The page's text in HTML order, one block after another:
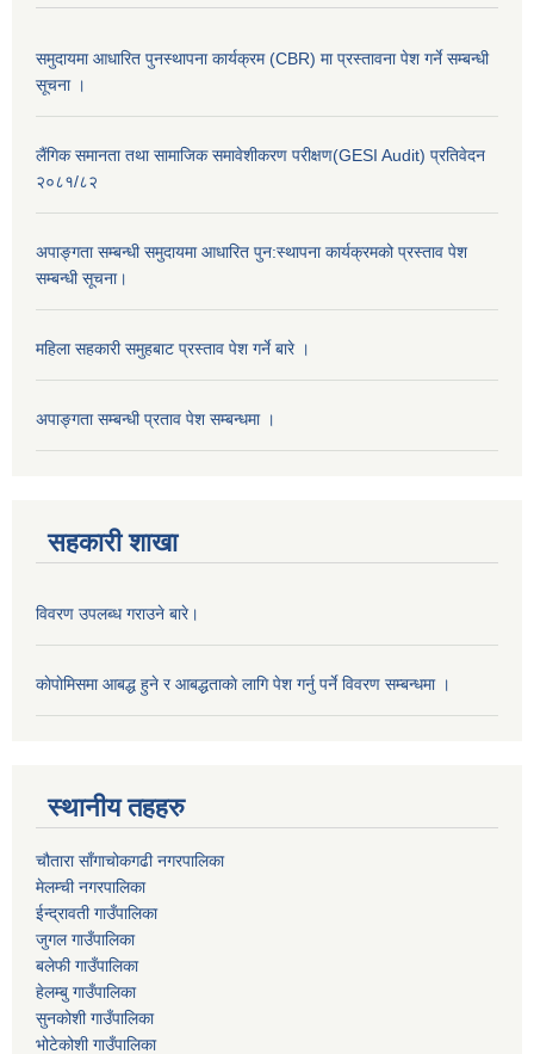
समुदायमा आधारित पुनस्थापना कार्यक्रम (CBR) मा प्रस्तावना पेश गर्ने सम्बन्धी
सूचना ।
लैंगिक समानता तथा सामाजिक समावेशीकरण परीक्षण(GESI Audit) प्रतिवेदन
२०८१/८२
अपाङ्गता सम्बन्धी समुदायमा आधारित पुन:स्थापना कार्यक्रमको प्रस्ताव पेश
सम्बन्धी सूचना।
महिला सहकारी समुहबाट प्रस्ताव पेश गर्ने बारे ।
अपाङ्गता सम्बन्धी प्रताव पेश सम्बन्धमा ।
सहकारी शाखा
विवरण उपलब्ध गराउने बारे।
काेपाेमिसमा आबद्ध हुने र आबद्धताकाे लागि पेश गर्नु पर्ने विवरण सम्बन्धमा ।
स्थानीय तहहरु
चौतारा साँगाचोकगढी नगरपालिका
मेलम्ची नगरपालिका
ईन्द्रावती गाउँपालिका
जुगल गाउँपालिका
बलेफी गाउँपालिका
हेलम्बु गाउँपालिका
सुनकोशी गाउँपालिका
भोटेकोशी गाउँपालिका